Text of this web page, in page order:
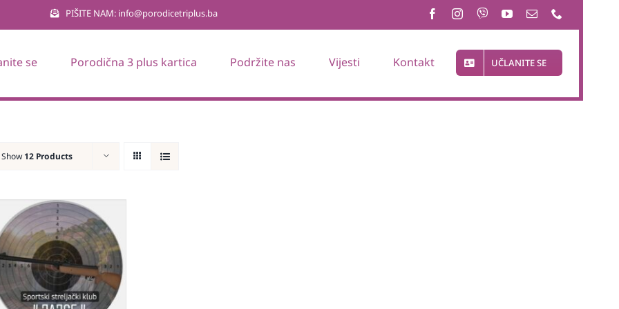
PIŠITE NAM: info@porodicetriplus.ba
se Porodična 3 plus kartica Podržite nas Vijesti Kontakt UČLANITE SE
Show 12 Products